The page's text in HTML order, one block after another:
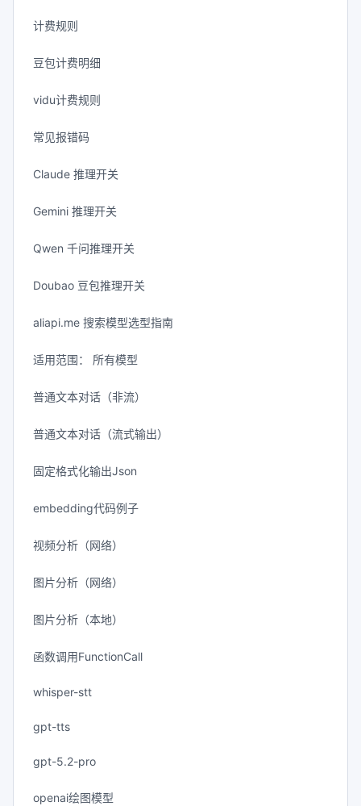
计费规则
豆包计费明细
vidu计费规则
常见报错码
Claude 推理开关
Gemini 推理开关
Qwen 千问推理开关
Doubao 豆包推理开关
aliapi.me 搜索模型选型指南
适用范围： 所有模型
普通文本对话（非流）
普通文本对话（流式输出）
固定格式化输出Json
embedding代码例子
视频分析（网络）
图片分析（网络）
图片分析（本地）
函数调用FunctionCall
whisper-stt
gpt-tts
gpt-5.2-pro
openai绘图模型